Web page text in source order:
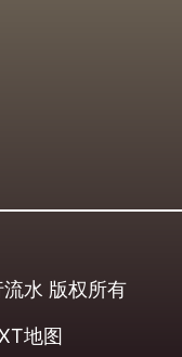
水 版权所有
地图